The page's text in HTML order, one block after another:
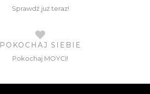
Sprawdź już teraz!
POKOCHAJ SIEBIE
Pokochaj MOYCI!